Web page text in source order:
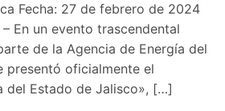
Fecha: 27 de febrero de 2024
En un evento trascendental
de la Agencia de Energía del
presentó oficialmente el
del Estado de Jalisco», […]